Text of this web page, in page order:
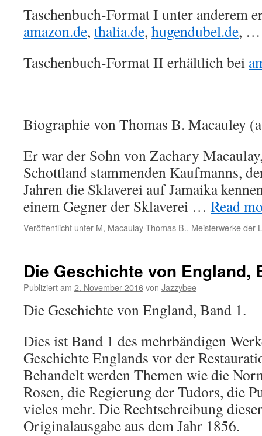
Taschenbuch-Format I unter anderem
amazon.de, thalia.de, hugendubel.de, …
Taschenbuch-Format II erhältlich bei
Biographie von Thomas B. Macauley
Er war der Sohn von Zachary
Schottland stammenden Kaufmanns,
Jahren die Sklaverei auf Jamaika
einem Gegner der Sklaverei … Read
Veröffentlicht unter M, Macaulay-Thomas B., Meisterwerke der
Die Geschichte von England,
Publiziert am 2. November 2016von Jazzybee
Die Geschichte von England, Band 1.
Dies ist Band 1 des mehrbändigen
Geschichte Englands vor der
Behandelt werden Themen wie die
Rosen, die Regierung der Tudors, die
vieles mehr. Die Rechtschreibung
Originalausgabe aus dem Jahr 1856.